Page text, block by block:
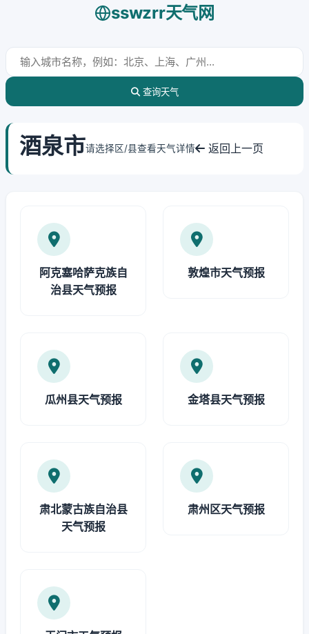
sswzrr天气网
查询天气
酒泉市请选择区/县查看天气详情 返回上一页
阿克塞哈萨克族自
治县天气预报
敦煌市天气预报
瓜州县天气预报 金塔县天气预报
肃北蒙古族自治县
天气预报
肃州区天气预报